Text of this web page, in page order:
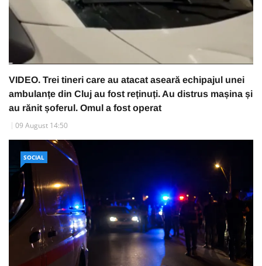
VIDEO. Trei tineri care au atacat aseară echipajul unei
ambulanțe din Cluj au fost reținuți. Au distrus mașina și
au rănit șoferul. Omul a fost operat
09 August 14:50
SOCIAL